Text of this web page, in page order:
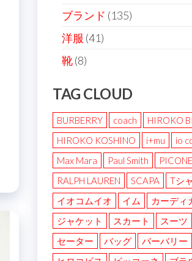
ブランド (135)
洋服 (41)
靴(8)
TAG CLOUD
BURBERRY coach
HIROKO
HIROKO KOSHINO
i+mu io
Max Mara
Paul Smith
PICONE
RALPH LAUREN
SCAPA Tシ
イオコムイオ
イム カーディ
ジャケット
スカート スーツ
セーター
バッグ バーバリー